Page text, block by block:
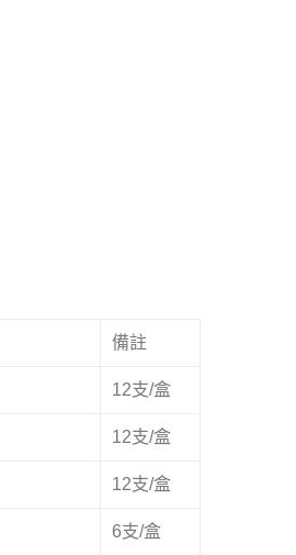
備註
12支/盒
12支/盒
12支/盒
6支/盒